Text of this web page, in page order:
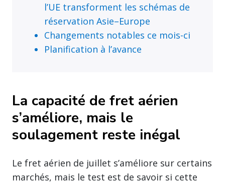
l’UE transforment les schémas de
réservation Asie–Europe
Changements notables ce mois-ci
Planification à l’avance
La capacité de fret aérien
s’améliore, mais le
soulagement reste inégal
Le fret aérien de juillet s’améliore sur certains
marchés, mais le test est de savoir si cette